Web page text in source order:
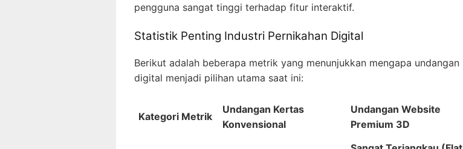
pengguna sangat tinggi terhadap fitur interaktif.
Statistik Penting Industri Pernikahan Digital
Berikut adalah beberapa metrik yang menunjukkan mengapa undangan
digital menjadi pilihan utama saat ini:
Kategori Metrik
Undangan Kertas
Konvensional
Undangan Website
Premium 3D